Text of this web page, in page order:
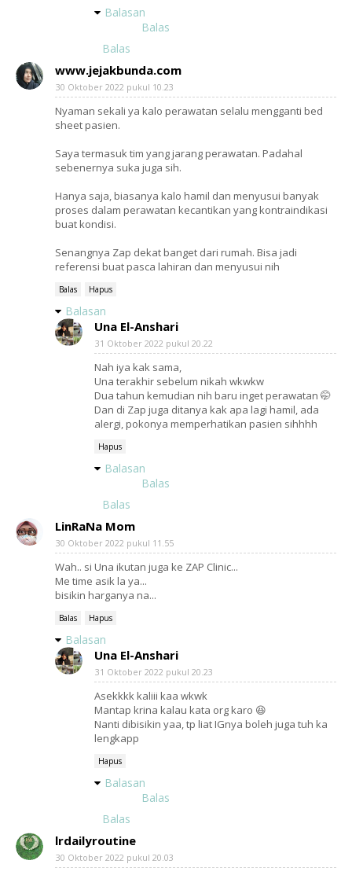
Balasan
Balas
Balas
www.jejakbunda.com
30 Oktober 2022 pukul 10.23
Nyaman sekali ya kalo perawatan selalu mengganti bed
sheet pasien.
Saya termasuk tim yang jarang perawatan. Padahal
sebenernya suka juga sih.
Hanya saja, biasanya kalo hamil dan menyusui banyak
proses dalam perawatan kecantikan yang kontraindikasi
buat kondisi.
Senangnya Zap dekat banget dari rumah. Bisa jadi
referensi buat pasca lahiran dan menyusui nih
Balas Hapus
Balasan
Una El-Anshari
31 Oktober 2022 pukul 20.22
Nah iya kak sama,
Una terakhir sebelum nikah wkwkw
Dua tahun kemudian nih baru inget perawatan 🤭
Dan di Zap juga ditanya kak apa lagi hamil, ada
alergi, pokonya memperhatikan pasien sihhhh
Hapus
Balasan
Balas
Balas
LinRaNa Mom
30 Oktober 2022 pukul 11.55
Wah.. si Una ikutan juga ke ZAP Clinic...
Me time asik la ya...
bisikin harganya na...
Balas Hapus
Balasan
Una El-Anshari
31 Oktober 2022 pukul 20.23
Asekkkk kaliii kaa wkwk
Mantap krina kalau kata org karo 😆
Nanti dibisikin yaa, tp liat IGnya boleh juga tuh ka
lengkapp
Hapus
Balasan
Balas
Balas
lrdailyroutine
30 Oktober 2022 pukul 20.03